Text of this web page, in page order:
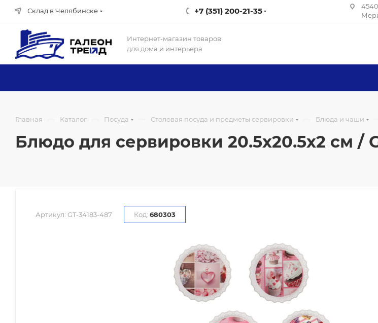
Склад в Челябинске +7 (351) 200-21-35
Интернет-магазин товаров
для дома и интерьера
Главная — Каталог — Посуда — Столовая посуда и предметы сервировки — Блюда и чаши
Блюдо для сервировки 20.5х20.5х2 см /
Артикул: GT-34183-487 Код: 680303